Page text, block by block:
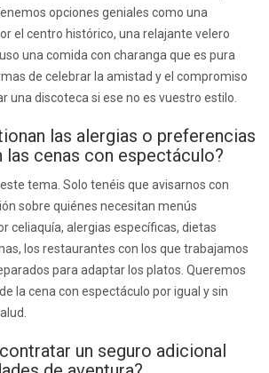
opciones geniales como una
el centro histórico, una relajante velero
una comida con charanga que es pura
de celebrar la amistad y el compromiso
una discoteca si ese no es vuestro estilo.
las alergias o preferencias
las cenas con espectáculo?
tema. Solo tenéis que avisarnos con
sobre quiénes necesitan menús
celiaquía, alergias específicas, dietas
los restaurantes con los que trabajamos
para adaptar los platos. Queremos
la cena con espectáculo por igual y sin
un seguro adicional